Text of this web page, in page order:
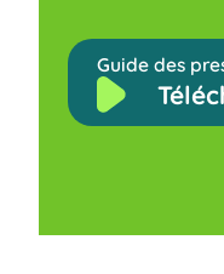
Guide des